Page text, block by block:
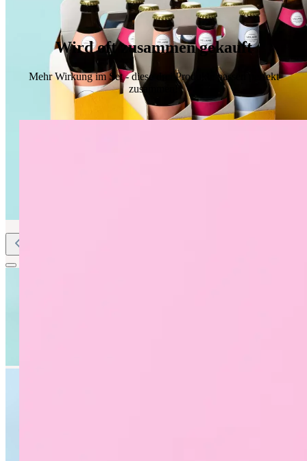
Wird oft zusammen gekauft
Mehr Wirkung im Set - diese drei Produkte passen perfekt
zusammen!